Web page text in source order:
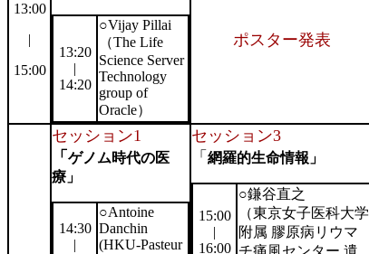
13:00
|
15:00
13:20
|
14:20
○Vijay Pillai
（The Life
Science Server
Technology
group of
Oracle）
ポスター発表
セッション1
「 ゲノム時代の医
療」
14:30
|
○Antoine
Danchin
(HKU-Pasteur
セッション3
「 網羅的生命情報」
15:00
|
16:00
○鎌谷直之
（東京女子医科大学
附属 膠原病リウマ